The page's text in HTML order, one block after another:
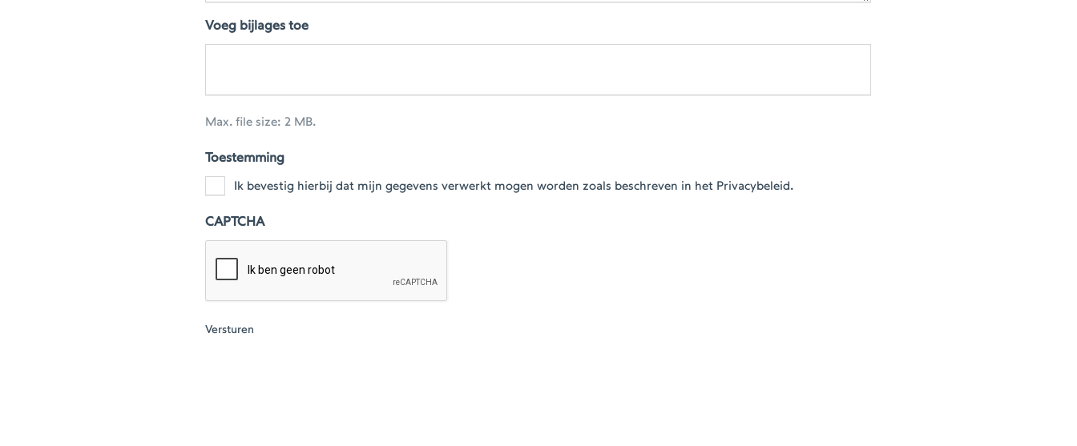
Voeg bijlages toe
Max. file size: 2 MB.
Toestemming
Ik bevestig hierbij dat mijn gegevens verwerkt mogen worden zoals beschreven in het Privacybeleid.
CAPTCHA